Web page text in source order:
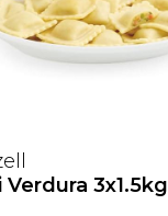
Verdura 3x1.5kg